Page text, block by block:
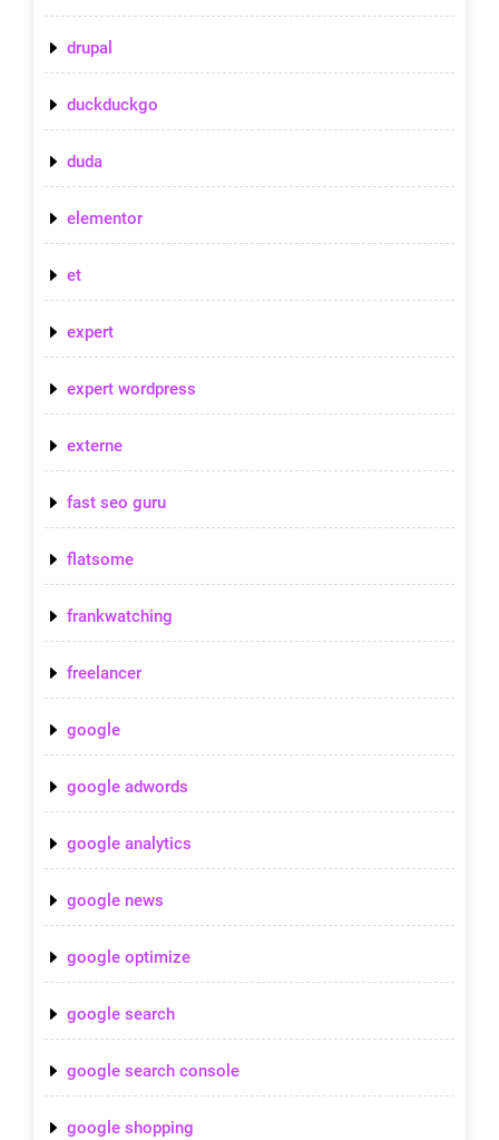
drupal
duckduckgo
duda
elementor
et
expert
expert wordpress
externe
fast seo guru
flatsome
frankwatching
freelancer
google
google adwords
google analytics
google news
google optimize
google search
google search console
google shopping